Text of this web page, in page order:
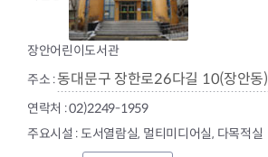
어
도
서
장안어린이도서관
동대문구 장한로26다길 10(장안동)
02)2249-1959
도서열람실, 멀티미디어실, 다목적실